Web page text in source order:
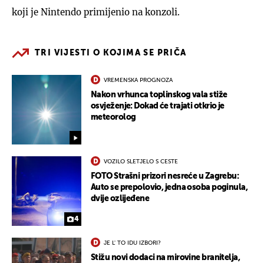
koji je Nintendo primijenio na konzoli.
TRI VIJESTI O KOJIMA SE PRIČA
VREMENSKA PROGNOZA
Nakon vrhunca toplinskog vala stiže
osvježenje: Dokad će trajati otkrio je
meteorolog
4
VOZILO SLETJELO S CESTE
FOTO Strašni prizori nesreće u Zagrebu:
Auto se prepolovio, jedna osoba poginula,
dvije ozlijeđene
JE L' TO IDU IZBORI?
Stižu novi dodaci na mirovine branitelja,